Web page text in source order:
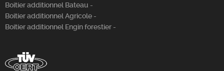
Boitier additionnel Bateau -
Boitier additionnel Agricole -
Boitier additionnel Engin forestier -